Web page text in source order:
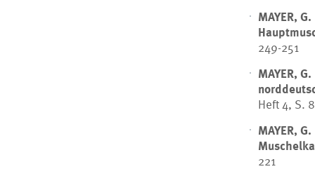
MAYER, G.
249-251
MAYER, G.
Heft 4, S.
MAYER, G.
221